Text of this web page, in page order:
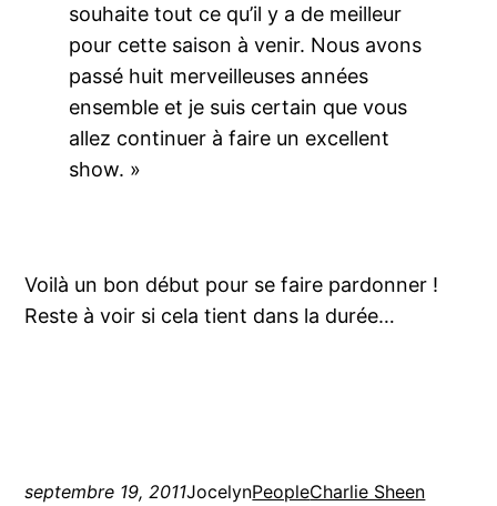
souhaite tout ce qu’il y a de meilleur
pour cette saison à venir. Nous avons
passé huit merveilleuses années
ensemble et je suis certain que vous
allez continuer à faire un excellent
show. »
Voilà un bon début pour se faire pardonner !
Reste à voir si cela tient dans la durée…
septembre 19, 2011JocelynPeopleCharlie Sheen